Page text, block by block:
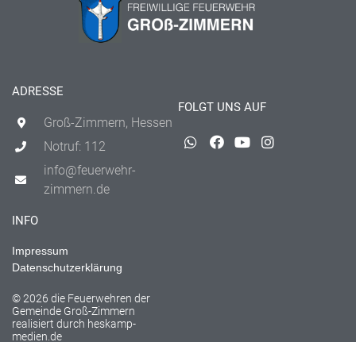
ADRESSE
Groß-Zimmern, Hessen
Notruf: 112
info@feuerwehr-
zimmern.de
FOLGT UNS AUF
INFO
Impressum
Datenschutzerklärung
© 2026 die Feuerwehren der
Gemeinde Groß-Zimmern
realisiert durch heskamp-
medien.de